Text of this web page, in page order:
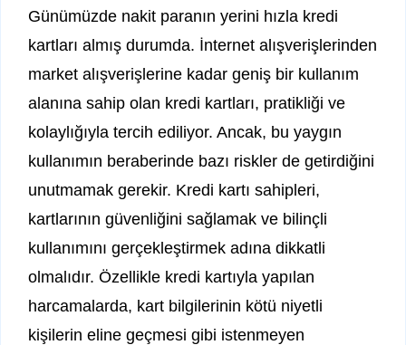
Günümüzde nakit paranın yerini hızla kredi
kartları almış durumda. İnternet alışverişlerinden
market alışverişlerine kadar geniş bir kullanım
alanına sahip olan kredi kartları, pratikliği ve
kolaylığıyla tercih ediliyor. Ancak, bu yaygın
kullanımın beraberinde bazı riskler de getirdiğini
unutmamak gerekir. Kredi kartı sahipleri,
kartlarının güvenliğini sağlamak ve bilinçli
kullanımını gerçekleştirmek adına dikkatli
olmalıdır. Özellikle kredi kartıyla yapılan
harcamalarda, kart bilgilerinin kötü niyetli
kişilerin eline geçmesi gibi istenmeyen